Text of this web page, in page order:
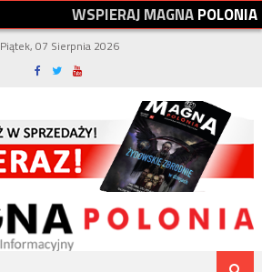
WSPIERAJMAGNAPOLONIA
Piątek, 07 Sierpnia 2026